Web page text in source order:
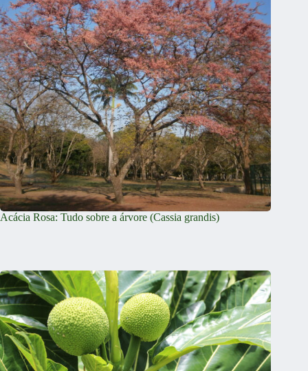
Acácia Rosa: Tudo sobre a árvore (Cassia grandis)